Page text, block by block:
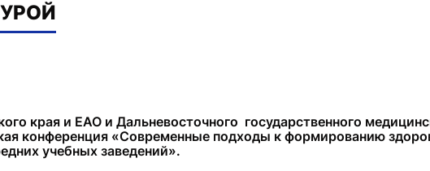
края и ЕАО и Дальневосточного государственного
конференция «Современные подходы к формированию
учебных заведений».